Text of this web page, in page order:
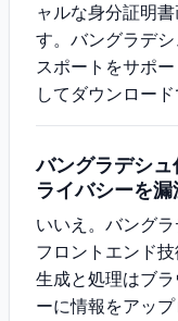
ャルな身分証明
す。バングラデ
スポートをサポ
してダウンロード
バングラデシ
ライバシーを
いいえ。バング
フロントエンド
生成と処理はブ
ーに情報をアッ